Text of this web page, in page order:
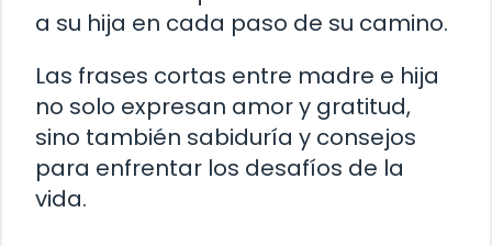
a su hija en cada paso de su camino.
Las frases cortas entre madre e hija
no solo expresan amor y gratitud,
sino también sabiduría y consejos
para enfrentar los desafíos de la
vida.